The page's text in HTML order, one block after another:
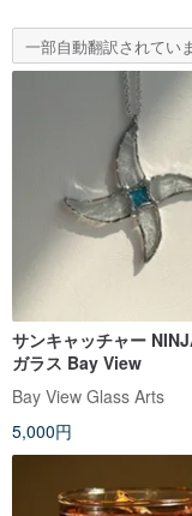
一部自動翻訳されてい
サンキャッチャー
ガラス Bay View
Bay View Glass Arts
5,000円